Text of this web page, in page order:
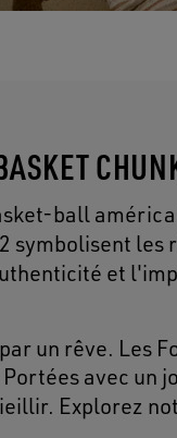
ball
symbolisent
et
un rêve. Les
avec un
Explorez